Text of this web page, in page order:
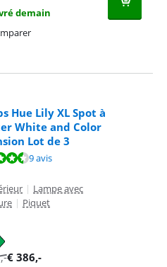
demain
Hue Lily XL Spot à
White and Color
Lot de 3
9 avis.9 avis
| Lampe avec
| Piquet
,-€ 386,-